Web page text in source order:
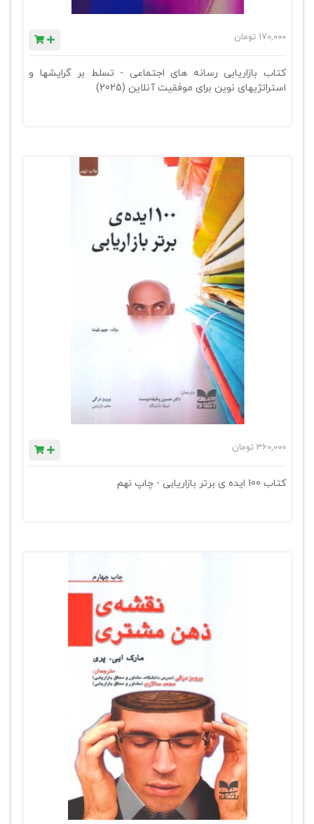
170,000 تومان
کتاب بازاریابی رسانه های اجتماعی - تسلط بر گرایشها و
استراتژیهای نوین برای موفقیت آنلاین (2025)
360,000 تومان
کتاب 100 ایده ی برتر بازاریابی - چاپ نهم